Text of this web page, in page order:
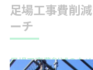
足場工事費削
ーチ
足場工事費削減のた